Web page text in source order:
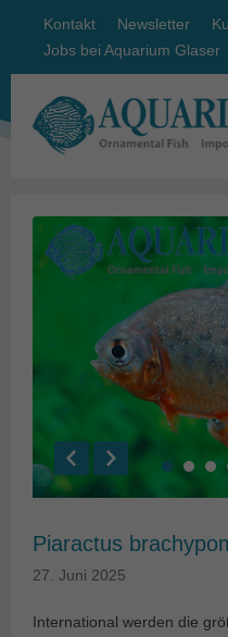
Kontakt Newsletter
Jobs bei Aquarium Glaser
Piaractus
27. Juni 2025
International werden die